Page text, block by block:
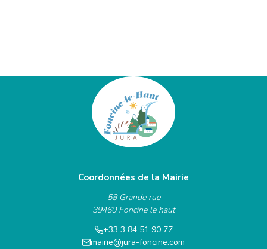
Coordonnées de la Mairie
58 Grande rue
39460 Foncine le haut
+33 3 84 51 90 77
mairie@jura-foncine.com